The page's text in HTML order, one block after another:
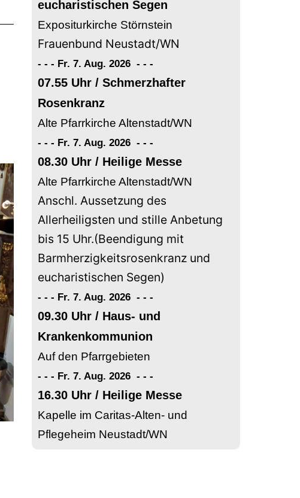
eucharistischen Segen
Expositurkirche Störnstein
Frauenbund Neustadt/WN
- - - Fr. 7. Aug. 2026 - --
07.55 Uhr / Schmerzhafter
Rosenkranz
Alte Pfarrkirche Altenstadt/WN
- - - Fr. 7. Aug. 2026 - --
08.30 Uhr / Heilige Messe
Alte Pfarrkirche Altenstadt/WN
Anschl. Aussetzung des
Allerheiligsten und stille Anbetung
bis 15 Uhr.(Beendigung mit
Barmherzigkeitsrosenkranz und
eucharistischen Segen)
- - - Fr. 7. Aug. 2026 - --
09.30 Uhr / Haus- und
Krankenkommunion
Auf den Pfarrgebieten
- - - Fr. 7. Aug. 2026 - --
16.30 Uhr / Heilige Messe
Kapelle im Caritas-Alten- und
Pflegeheim Neustadt/WN